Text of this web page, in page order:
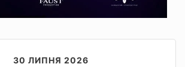
30 ЛИПНЯ 2026